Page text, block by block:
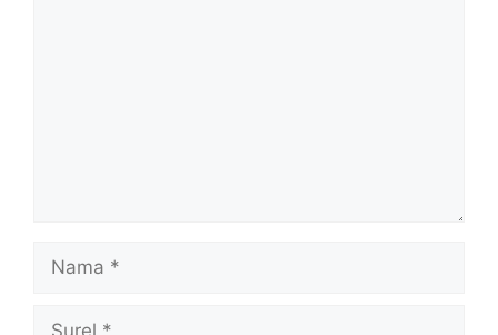
Nama
Surel